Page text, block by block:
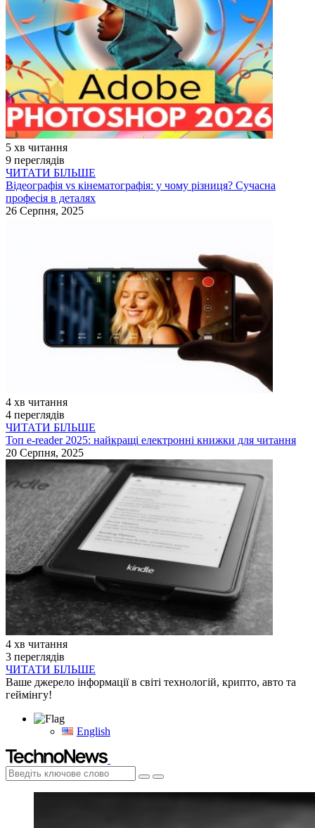
5 хв читання
9 переглядів
ЧИТАТИ БІЛЬШЕ
Відеографія vs кінематографія: у чому різниця? Сучасна
професія в деталях
26 Серпня, 2025
4 хв читання
4 переглядів
ЧИТАТИ БІЛЬШЕ
Топ e-reader 2025: найкращі електронні книжки для читання
20 Серпня, 2025
4 хв читання
3 переглядів
ЧИТАТИ БІЛЬШЕ
Ваше джерело інформації в світі технологій, крипто, авто та
геймінгу!
English